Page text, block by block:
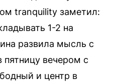
tranquility заметил:
1-2 на
развила мысль с
пятницу вечером с
и центр в